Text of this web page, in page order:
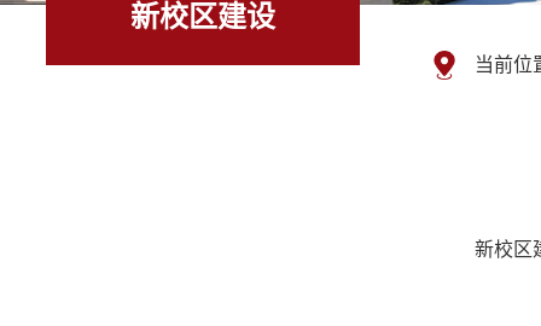
新校区建设
当前位
新校区